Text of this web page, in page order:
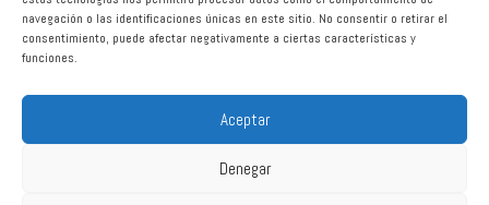
navegación o las identificaciones únicas en este sitio. No consentir o retirar el
consentimiento, puede afectar negativamente a ciertas características y
funciones.
Aceptar
Denegar
Política de Privacidad